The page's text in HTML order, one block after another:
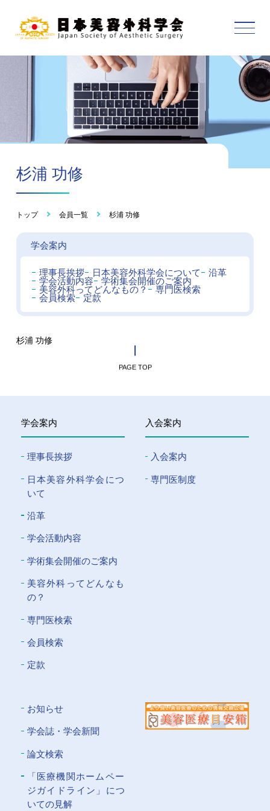
杉浦 功修
トップ 会員一覧 杉浦 功修
学会案内
理事長挨拶 日本美容外科学会について
沿革
学会活動内容
学術集会開催のご案内
美容外科ってどんなもの？
専門医検索
会員検索
定款
杉浦 功修
PAGE TOP
学会案内
理事長挨拶
⽇本美容外科学会につ
いて
沿革
学会活動内容
学術集会開催のご案内
美容外科ってどんなも
の？
専門医検索
会員検索
定款
入会案内
入会案内
専門医制度
お知らせ
学会誌・学会新聞
論文検索
「医療機関ホームペー
ジガイドライン」につ
いての⾒解